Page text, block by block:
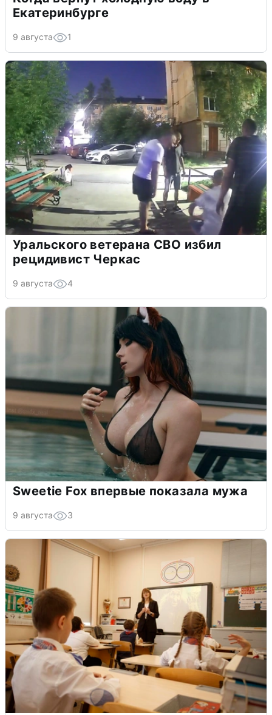
Екатеринбурге
9 августа 1
Уральского ветерана СВО избил
рецидивист Черкас
9 августа 4
Sweetie Fox впервые показала мужа
9 августа 3